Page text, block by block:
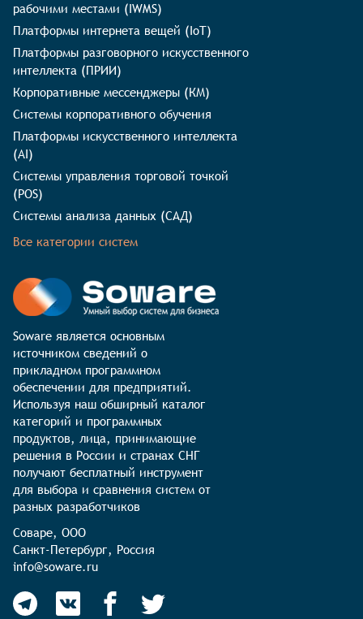
рабочими местами (IWMS)
Платформы интернета вещей (IoT)
Платформы разговорного искусственного
интеллекта (ПРИИ)
Корпоративные мессенджеры (КМ)
Системы корпоративного обучения
Платформы искусственного интеллекта
(AI)
Системы управления торговой точкой
(POS)
Системы анализа данных (САД)
Все категории систем
Soware является основным
источником сведений о
прикладном программном
обеспечении для предприятий.
Используя наш обширный каталог
категорий и программных
продуктов, лица, принимающие
решения в России и странах СНГ
получают бесплатный инструмент
для выбора и сравнения систем от
разных разработчиков
Соваре, ООО
Санкт-Петербург, Россия
info@soware.ru